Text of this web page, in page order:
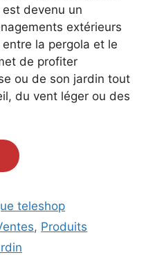
devenu un
extérieurs
la pergola et le
de profiter
ou de son jardin tout
du vent léger ou des
teleshop
, Produits